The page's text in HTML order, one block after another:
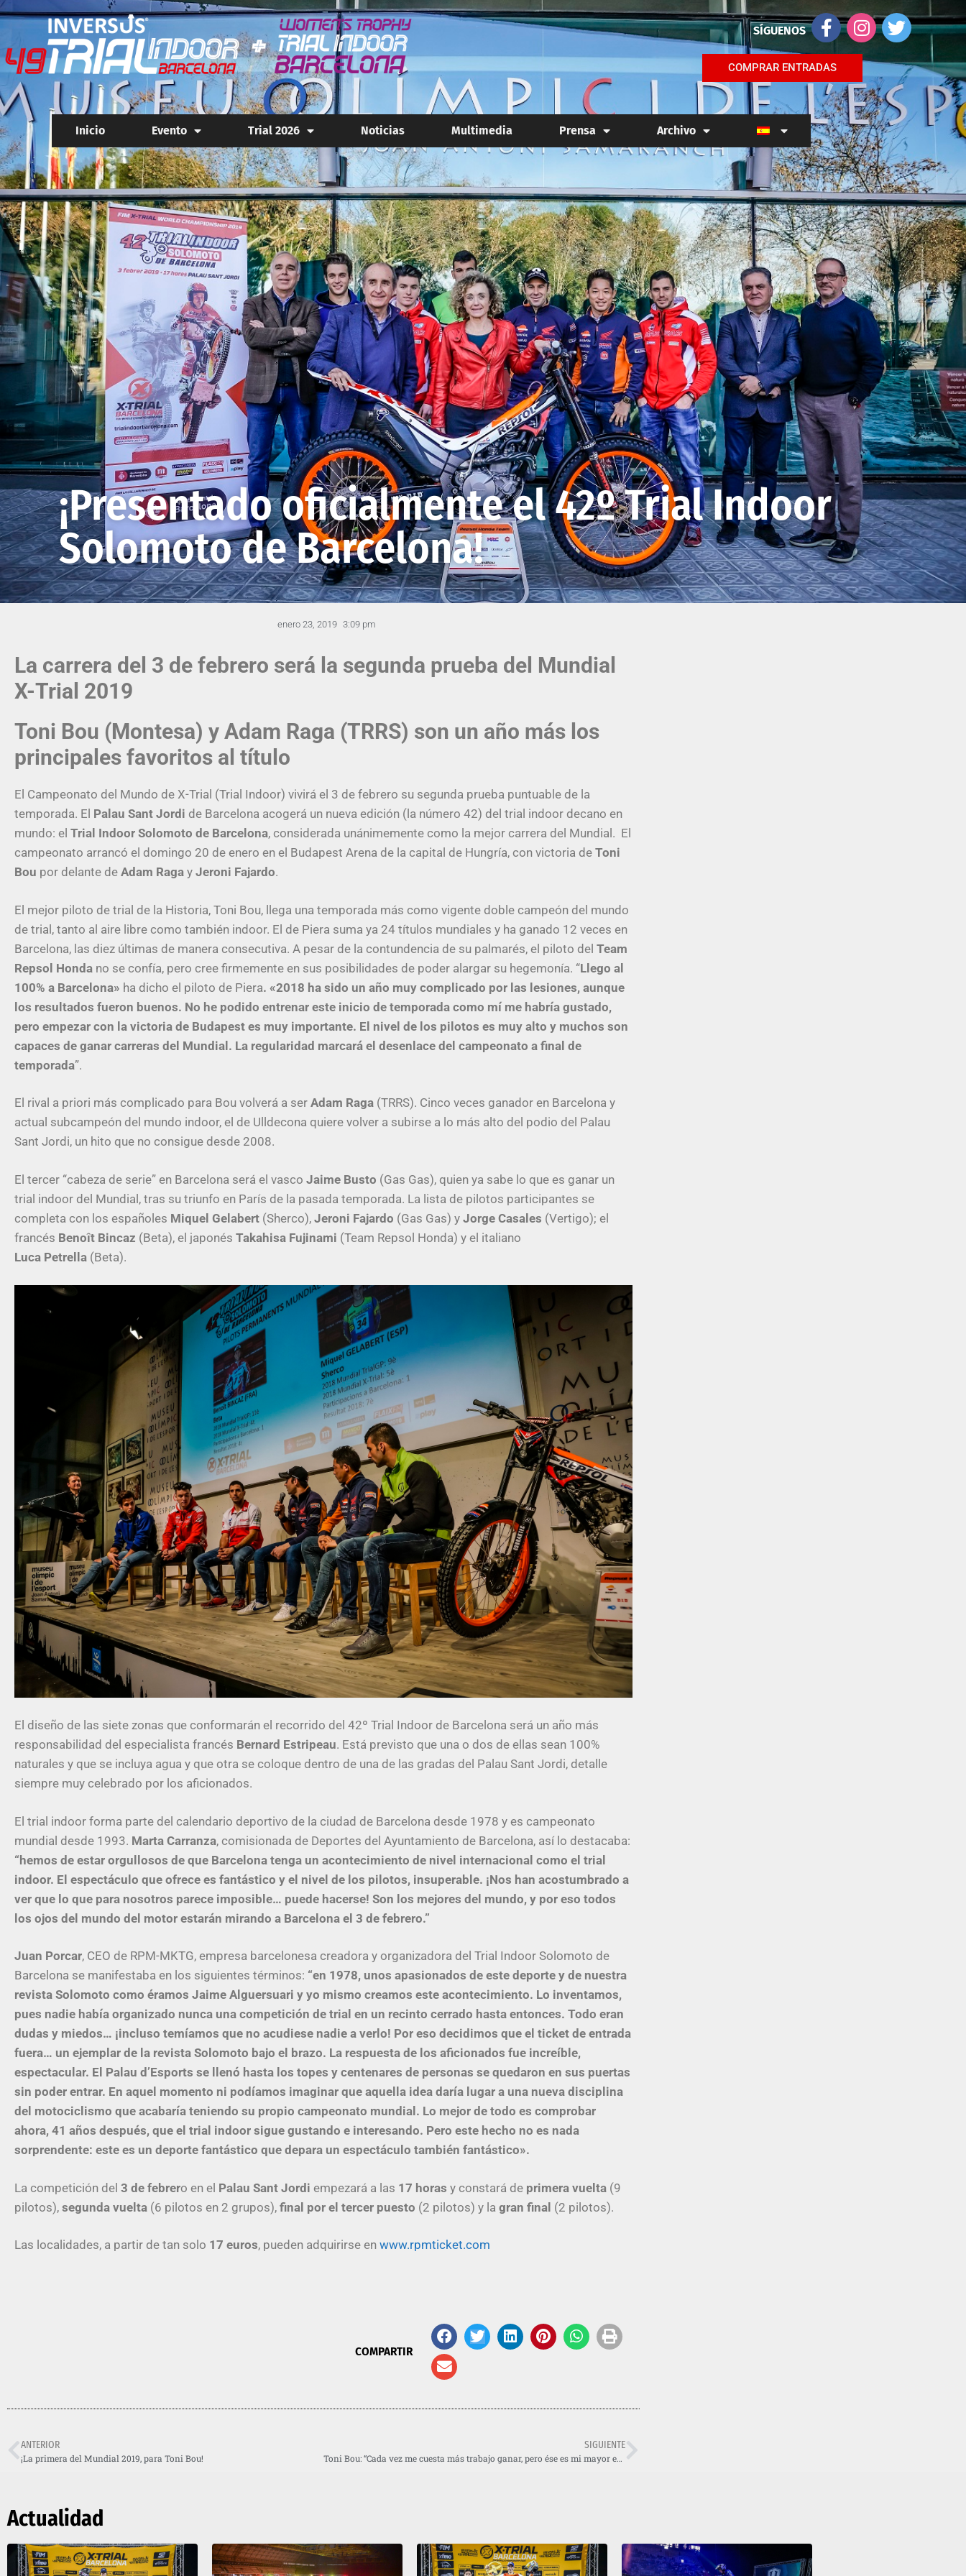
SÍGUENOS
COMPRAR ENTRADAS
Inicio Evento Trial 2026 Noticias Multimedia Prensa Archivo
¡Presentado oficialmente el 42º Trial Indoor
Solomoto de Barcelona!
enero 23, 2019 3:09 pm
La carrera del 3 de febrero será la segunda prueba del Mundial
X-Trial 2019
Toni Bou (Montesa) y Adam Raga (TRRS) son un año más los
principales favoritos al título
El Campeonato del Mundo de X-Trial (Trial Indoor) vivirá el 3 de febrero su segunda prueba puntuable de la
temporada. El Palau Sant Jordi de Barcelona acogerá un nueva edición (la número 42) del trial indoor decano en
mundo: el Trial Indoor Solomoto de Barcelona, considerada unánimemente como la mejor carrera del Mundial. El
campeonato arrancó el domingo 20 de enero en el Budapest Arena de la capital de Hungría, con victoria de Toni
Bou por delante de Adam Raga y Jeroni Fajardo.
El mejor piloto de trial de la Historia, Toni Bou, llega una temporada más como vigente doble campeón del mundo
de trial, tanto al aire libre como también indoor. El de Piera suma ya 24 títulos mundiales y ha ganado 12 veces en
Barcelona, las diez últimas de manera consecutiva. A pesar de la contundencia de su palmarés, el piloto del Team
Repsol Honda no se confía, pero cree firmemente en sus posibilidades de poder alargar su hegemonía. “Llego al
100% a Barcelona» ha dicho el piloto de Piera. «2018 ha sido un año muy complicado por las lesiones, aunque
los resultados fueron buenos. No he podido entrenar este inicio de temporada como mí me habría gustado,
pero empezar con la victoria de Budapest es muy importante. El nivel de los pilotos es muy alto y muchos son
capaces de ganar carreras del Mundial. La regularidad marcará el desenlace del campeonato a final de
temporada”.
El rival a priori más complicado para Bou volverá a ser Adam Raga (TRRS). Cinco veces ganador en Barcelona y
actual subcampeón del mundo indoor, el de Ulldecona quiere volver a subirse a lo más alto del podio del Palau
Sant Jordi, un hito que no consigue desde 2008.
El tercer “cabeza de serie” en Barcelona será el vasco Jaime Busto (Gas Gas), quien ya sabe lo que es ganar un
trial indoor del Mundial, tras su triunfo en París de la pasada temporada. La lista de pilotos participantes se
completa con los españoles Miquel Gelabert (Sherco), Jeroni Fajardo (Gas Gas) y Jorge Casales (Vertigo); el
francés Benoît Bincaz (Beta), el japonés Takahisa Fujinami (Team Repsol Honda) y el italiano
Luca Petrella (Beta).
El diseño de las siete zonas que conformarán el recorrido del 42º Trial Indoor de Barcelona será un año más
responsabilidad del especialista francés Bernard Estripeau. Está previsto que una o dos de ellas sean 100%
naturales y que se incluya agua y que otra se coloque dentro de una de las gradas del Palau Sant Jordi, detalle
siempre muy celebrado por los aficionados.
El trial indoor forma parte del calendario deportivo de la ciudad de Barcelona desde 1978 y es campeonato
mundial desde 1993. Marta Carranza, comisionada de Deportes del Ayuntamiento de Barcelona, así lo destacaba:
“hemos de estar orgullosos de que Barcelona tenga un acontecimiento de nivel internacional como el trial
indoor. El espectáculo que ofrece es fantástico y el nivel de los pilotos, insuperable. ¡Nos han acostumbrado a
ver que lo que para nosotros parece imposible… puede hacerse! Son los mejores del mundo, y por eso todos
los ojos del mundo del motor estarán mirando a Barcelona el 3 de febrero.”
Juan Porcar, CEO de RPM-MKTG, empresa barcelonesa creadora y organizadora del Trial Indoor Solomoto de
Barcelona se manifestaba en los siguientes términos: “en 1978, unos apasionados de este deporte y de nuestra
revista Solomoto como éramos Jaime Alguersuari y yo mismo creamos este acontecimiento. Lo inventamos,
pues nadie había organizado nunca una competición de trial en un recinto cerrado hasta entonces. Todo eran
dudas y miedos… ¡incluso temíamos que no acudiese nadie a verlo! Por eso decidimos que el ticket de entrada
fuera… un ejemplar de la revista Solomoto bajo el brazo. La respuesta de los aficionados fue increíble,
espectacular. El Palau d’Esports se llenó hasta los topes y centenares de personas se quedaron en sus puertas
sin poder entrar. En aquel momento ni podíamos imaginar que aquella idea daría lugar a una nueva disciplina
del motociclismo que acabaría teniendo su propio campeonato mundial. Lo mejor de todo es comprobar
ahora, 41 años después, que el trial indoor sigue gustando e interesando. Pero este hecho no es nada
sorprendente: este es un deporte fantástico que depara un espectáculo también fantástico».
La competición del 3 de febrero en el Palau Sant Jordi empezará a las 17 horas y constará de primera vuelta (9
pilotos), segunda vuelta (6 pilotos en 2 grupos), final por el tercer puesto (2 pilotos) y la gran final (2 pilotos).
Las localidades, a partir de tan solo 17 euros, pueden adquirirse en www.rpmticket.com
COMPARTIR
ANTERIOR
¡La primera del Mundial 2019, para Toni Bou!
SIGUIENTE
Toni Bou: “Cada vez me cuesta más trabajo ganar, pero ése es mi mayor estímulo”
Actualidad